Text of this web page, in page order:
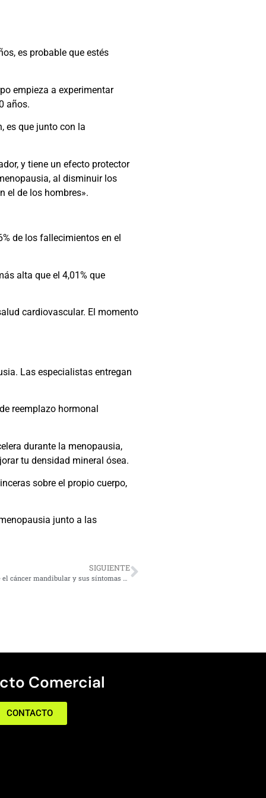
es probable que estés
empieza a experimentar
años.
es que junto con la
y tiene un efecto protector
al disminuir los
el de los hombres».
de los fallecimientos en el
alta que el 4,01% que
cardiovascular. El momento
Las especialistas entregan
reemplazo hormonal
durante la menopausia,
tu densidad mineral ósea.
sobre el propio cuerpo,
junto a las
SIGUIENTE
Comercial
CONTACTO